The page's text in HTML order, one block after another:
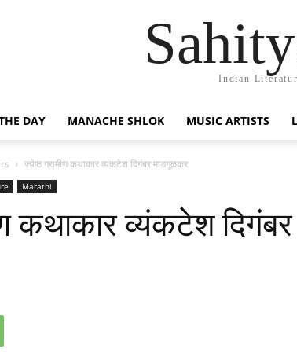
Indian
DAY MANACHE SHLOK MUSIC ARTISTS
ज्येष्ठ ग्रामीण कथाकार व्यंकटेश दिगंबर माडगूळकर
Marathi
कथाकार व्यंकटेश दिगंबर